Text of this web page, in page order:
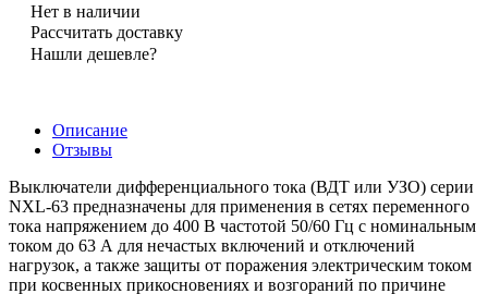
Нет в наличии
Рассчитать доставку
Нашли дешевле?
Описание
Отзывы
Выключатели дифференциального тока (ВДТ или УЗО) серии
NXL-63 предназначены для применения в сетях переменного
тока напряжением до 400 В частотой 50/60 Гц с номинальным
током до 63 А для нечастых включений и отключений
нагрузок, а также защиты от поражения электрическим током
при косвенных прикосновениях и возгораний по причине